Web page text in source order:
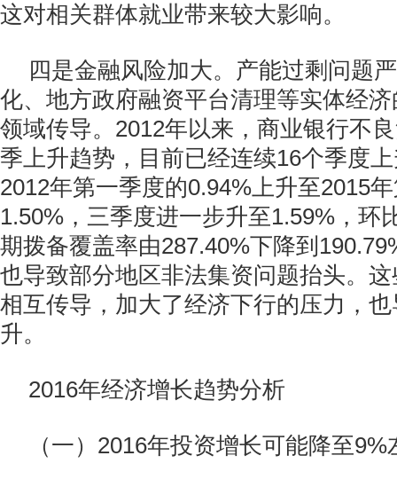
这对相关群体就业带来较大影响。
四是金融风险加大。产能过剩问题
化、地方政府融资平台清理等实体经
领域传导。2012年以来，商业银行不
季上升趋势，目前已经连续16个季度
2012年第一季度的0.94%上升至2015
1.50%，三季度进一步升至1.59%，环
期拨备覆盖率由287.40%下降到
也导致部分地区非法集资问题抬头。
相互传导，加大了经济下行的压力，
升。
2016年经济增长趋势分析
（一）2016年投资增长可能降至9%